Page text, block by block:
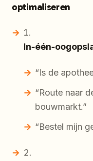
optimaliseren
In-één-
“Is de
“Route naar
bouwmarkt.”
“Bestel mijn